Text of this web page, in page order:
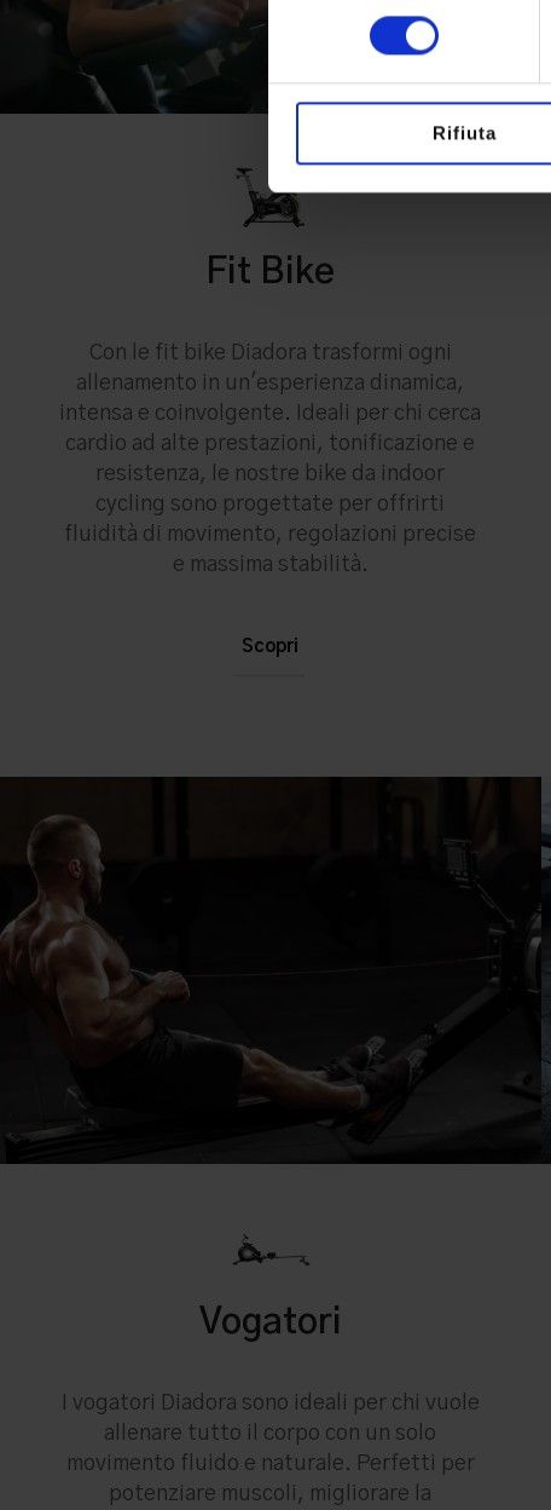
Rifiuta
Fit Bike
Con le fit bike Diadora trasformi ogni
allenamento in un'esperienza dinamica,
intensa e coinvolgente. Ideali per chi cerca
cardio ad alte prestazioni, tonificazione e
resistenza, le nostre bike da indoor
cycling sono progettate per offrirti
fluidità di movimento, regolazioni precise
e massima stabilità.
Scopri
Vogatori
I vogatori Diadora sono ideali per chi vuole
allenare tutto il corpo con un solo
movimento fluido e naturale. Perfetti per
potenziare muscoli, migliorare la